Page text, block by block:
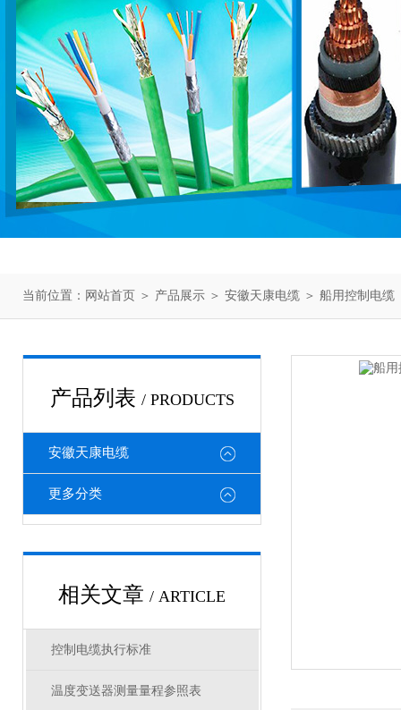
当前位置： 网站首页 ＞ 产品展示 ＞ 安徽天康电缆 ＞ 船用控制电缆
产品列表 / PRODUCTS
安徽天康电缆
更多分类
相关文章 / ARTICLE
控制电缆执行标准
温度变送器测量量程参照表